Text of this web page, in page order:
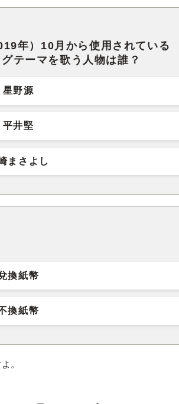
年）10月から使用されている
テーマを歌う人物は誰？
星野源
平井堅
まさよし
換紙幣
換紙幣
。